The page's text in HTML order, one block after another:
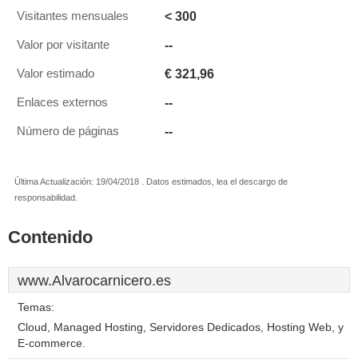
Visitantes mensuales < 300
Valor por visitante --
Valor estimado € 321,96
Enlaces externos --
Número de páginas --
Última Actualización: 19/04/2018 . Datos estimados, lea el descargo de
responsabilidad.
Contenido
www.Alvarocarnicero.es
Temas:
Cloud, Managed Hosting, Servidores Dedicados, Hosting Web, y
E-commerce.